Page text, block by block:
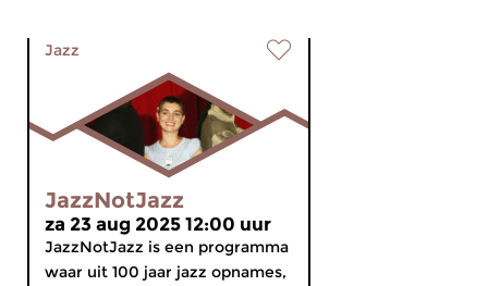
Jazz
JazzNotJazz
za 23 aug 2025 12:00 uur
JazzNotJazz is een programma
waar uit 100 jaar jazz opnames,